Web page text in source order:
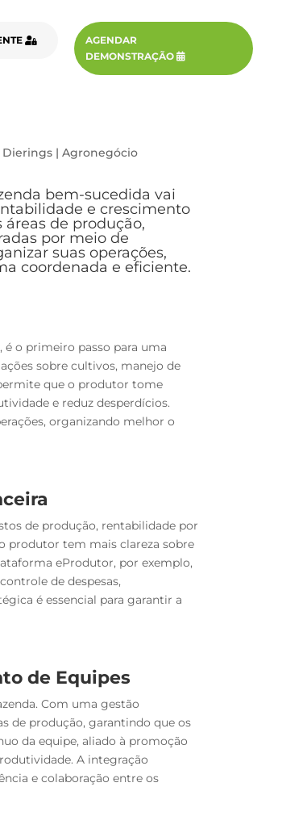
AGENDAR
DEMONSTRAÇÃO
Dierings| Agronegócio
bem-sucedida vai
e crescimento
de produção,
por meio de
suas operações,
coordenada e eficiente.
o primeiro passo para uma
sobre cultivos, manejo de
que o produtor tome
e reduz desperdícios.
organizando melhor o
de produção, rentabilidade por
produtor tem mais clareza sobre
eProdutor, por exemplo,
de despesas,
é essencial para garantir a
de Equipes
Com uma gestão
de produção, garantindo que os
da equipe, aliado à promoção
A integração
e colaboração entre os